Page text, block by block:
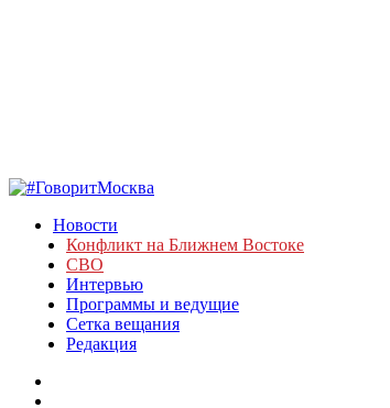
Новости
Конфликт на Ближнем Востоке
СВО
Интервью
Программы и ведущие
Сетка вещания
Редакция